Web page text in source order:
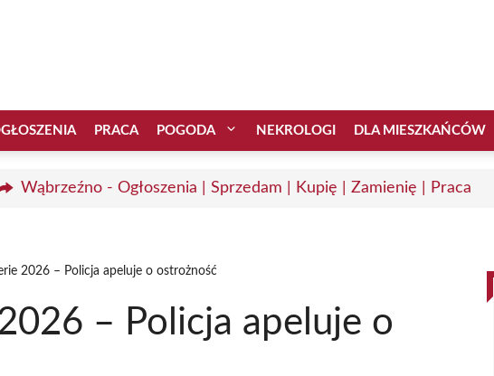
PRACA POGODA NEKROLOGI DLA MIESZKAŃCÓW
Wąbrzeźno - Ogłoszenia | Sprzedam | Kupię | Zamienię | Praca
2026 – Policja apeluje o ostrożność
– Policja apeluje o